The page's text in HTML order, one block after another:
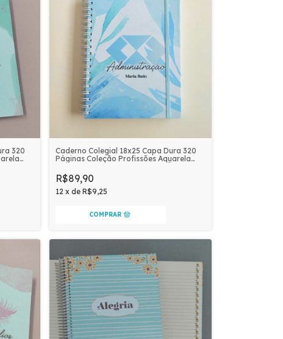
320
Caderno Colegial 18x25 Capa Dura 320
Páginas Coleção Profissões Aquarela
R$89,90
12 x de R$9,25